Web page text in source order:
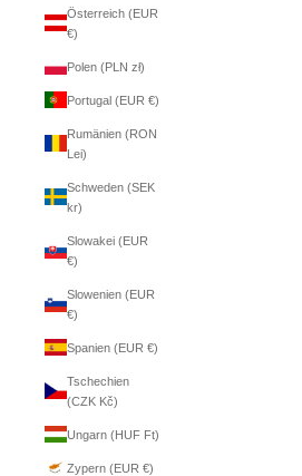
Österreich (EUR
€)
Polen (PLN zł)
Portugal (EUR €)
Rumänien (RON
Lei)
Schweden (SEK
kr)
Slowakei (EUR
€)
Slowenien (EUR
€)
Spanien (EUR €)
Tschechien
(CZK Kč)
Ungarn (HUF Ft)
Zypern (EUR €)